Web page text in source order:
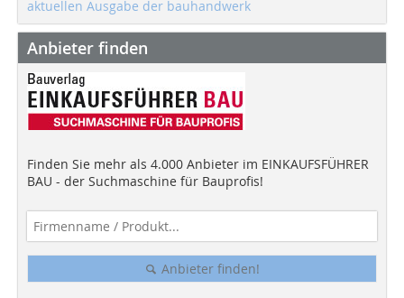
aktuellen Ausgabe der bauhandwerk
Anbieter finden
Finden Sie mehr als 4.000 Anbieter im EINKAUFSFÜHRER
BAU - der Suchmaschine für Bauprofis!
Anbieter finden!